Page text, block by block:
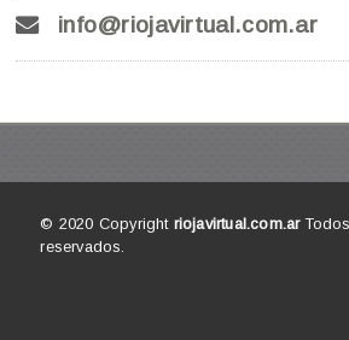
info@riojavirtual.com.ar
© 2020 Copyright riojavirtual.com.ar
reservados.